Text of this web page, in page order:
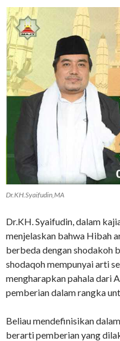
Dr.KH.Syaifudin,MA
Dr.KH. Syaifudin, dalam
menjelaskan bahwa Hibah
berbeda dengan shodakoh
shodaqoh mempunyai arti
mengharapkan pahala dari
pemberian dalam rangka
Beliau mendefinisikan
berarti pemberian yang